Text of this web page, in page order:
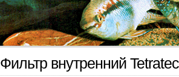
Фильтр внутренний